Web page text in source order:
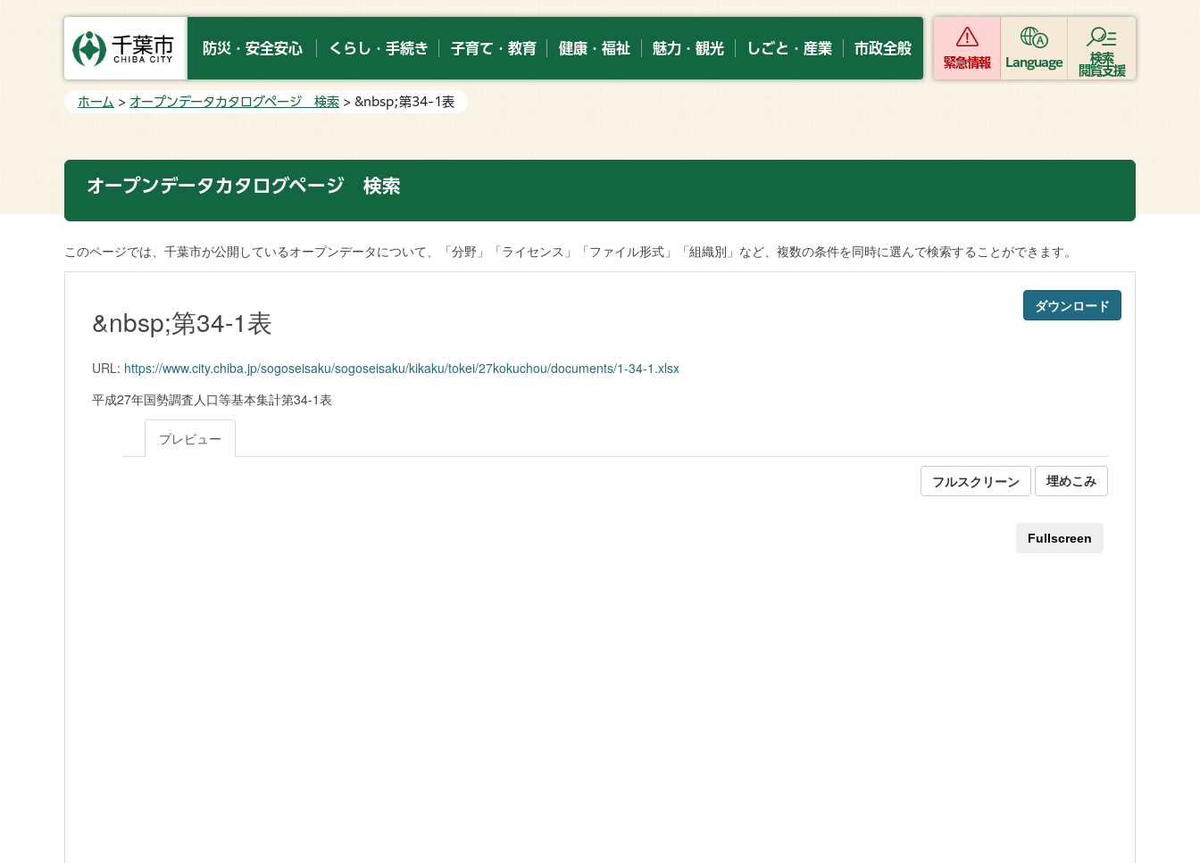
防災・安全安心 くらし・手続き 子育て・教育 健康・福祉 魅力・観光 しごと・産業 市政全般
緊急情報 Language
検索
閲覧支援
ホーム > オープンデータカタログページ 検索 > &nbsp;第34-1表
オープンデータカタログページ 検索
このページでは、千葉市が公開しているオープンデータについて、「分野」「ライセンス」「ファイル形式」「組織別」など、複数の条件を同時に選んで検索することができます。
ダウンロード
&nbsp;第34-1表
URL: https://www.city.chiba.jp/sogoseisaku/sogoseisaku/kikaku/tokei/27kokuchou/documents/1-34-1.xlsx
平成27年国勢調査人口等基本集計第34-1表
プレビュー
フルスクリーン 埋めこみ
Fullscreen